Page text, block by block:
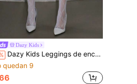
Dazy Kids
Dazy Kids Leggings de encaje transparente de unicolor elegante para adolescentes en verano
quedan 9